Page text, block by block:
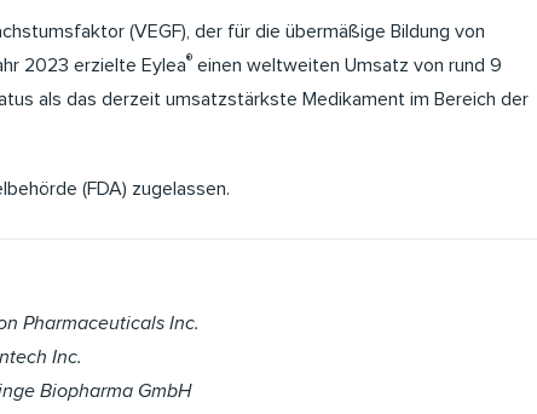
(VEGF), der für die übermäßige Bildung von
2023 erzielte Eylea® einen weltweiten Umsatz von rund 9
als das derzeit umsatzstärkste Medikament im Bereich der
(FDA) zugelassen.
Pharmaceuticals Inc.
Inc.
Biopharma GmbH